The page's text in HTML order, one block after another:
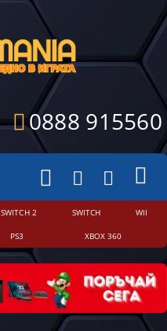
0888 915560
SWITCH 2 SWITCH WII
PS3 XBOX 360